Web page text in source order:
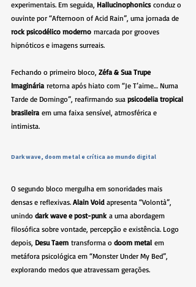
experimentais. Em seguida, Hallucinophonics conduz o
ouvinte por “Afternoon of Acid Rain”, uma jornada de
rock psicodélico moderno marcada por grooves
hipnóticos e imagens surreais.
Fechando o primeiro bloco, Zéfa & Sua Trupe
Imaginária retorna após hiato com “Je T’aime… Numa
Tarde de Domingo”, reafirmando sua psicodelia tropical
brasileira em uma faixa sensível, atmosférica e
intimista.
Dark wave, doom metal e crítica ao mundo digital
O segundo bloco mergulha em sonoridades mais
densas e reflexivas. Alain Void apresenta “Volontà”,
unindo dark wave e post-punk a uma abordagem
filosófica sobre vontade, percepção e existência. Logo
depois, Desu Taem transforma o doom metal em
metáfora psicológica em “Monster Under My Bed”,
explorando medos que atravessam gerações.